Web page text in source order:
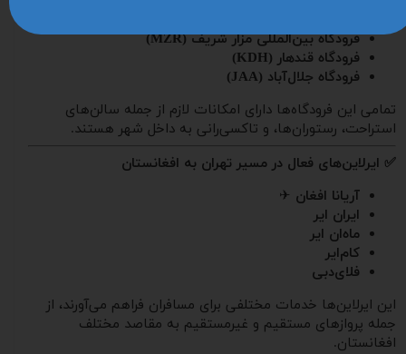
فرودگاه بین‌المللی مزار شریف (MZR)
فرودگاه قندهار (KDH)
فرودگاه جلال‌آباد (JAA)
تمامی این فرودگاه‌ها دارای امکانات لازم از جمله سالن‌های
استراحت، رستوران‌ها، و تاکسی‌رانی به داخل شهر هستند.
✅ ایرلاین‌های فعال در مسیر تهران به افغانستان
آریانا افغان ✈
ایران ایر
ماه‌ان ایر
کام‌ایر
فلای‌دبی
این ایرلاین‌ها خدمات مختلفی برای مسافران فراهم می‌آورند، از
جمله پروازهای مستقیم و غیرمستقیم به مقاصد مختلف
افغانستان.